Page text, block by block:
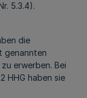
5.3.4).
die
genannten
erwerben. Bei
HHG haben sie